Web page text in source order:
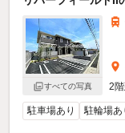
すべての写真
2
駐車場あり 駐輪場あ